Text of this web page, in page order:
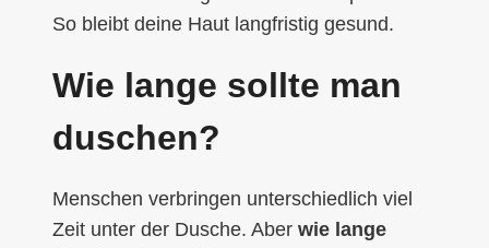
So bleibt deine Haut langfristig gesund.
Wie lange sollte man
duschen?
Menschen verbringen unterschiedlich viel
Zeit unter der Dusche. Aber wie lange